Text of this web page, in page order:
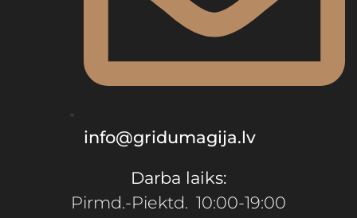
info@gridumagija.lv
Darba laiks:
Pirmd.-Piektd. 10:00-19:00